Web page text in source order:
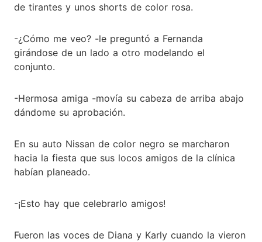
de tirantes y unos shorts de color rosa.
-¿Cómo me veo? -le preguntó a Fernanda
girándose de un lado a otro modelando el
conjunto.
-Hermosa amiga -movía su cabeza de arriba abajo
dándome su aprobación.
En su auto Nissan de color negro se marcharon
hacia la fiesta que sus locos amigos de la clínica
habían planeado.
-¡Esto hay que celebrarlo amigos!
Fueron las voces de Diana y Karly cuando la vieron